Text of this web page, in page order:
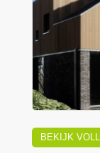
BEKIJK